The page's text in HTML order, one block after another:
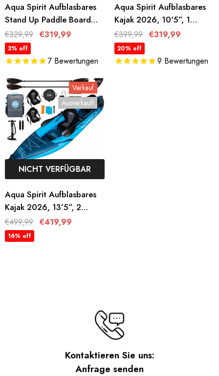
Aqua Spirit Aufblasbares
Stand Up Paddle Board
SUP Barracuda Kajak-
320x79x15cm/457x91x15cm
- Erwachsene
€329,99 €319,99
3% off
7 Bewertungen
Aqua Spirit Aufblasbares
Kajak 2026, 10'5”, 1
Personen Komplettes
Kajak-Set Mit Paddel,
Rucksack,
€399,99 €319,99
20% off
9 Bewertungen
Verkauf
Ausverkauft
NICHT VERFÜGBAR
Aqua Spirit Aufblasbares
Kajak 2026, 13’5”, 2
Personen Komplettes
Kajak-Set Mit Paddel,
Rucksack,
€499,99 €419,99
16% off
Kontaktieren Sie uns:
Anfrage senden